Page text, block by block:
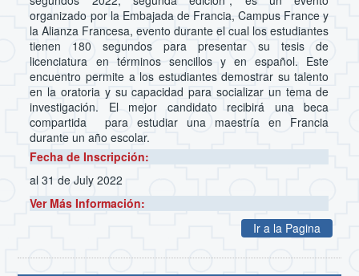
organizado por la Embajada de Francia, Campus France y
la Alianza Francesa, evento durante el cual los estudiantes
tienen 180 segundos para presentar su tesis de
licenciatura en términos sencillos y en español. Este
encuentro permite a los estudiantes demostrar su talento
en la oratoria y su capacidad para socializar un tema de
investigación. El mejor candidato recibirá una beca
compartida para estudiar una maestría en Francia
durante un año escolar.
Fecha de Inscripción:
al 31 de July 2022
Ver Más Información:
Ir a la Pagina